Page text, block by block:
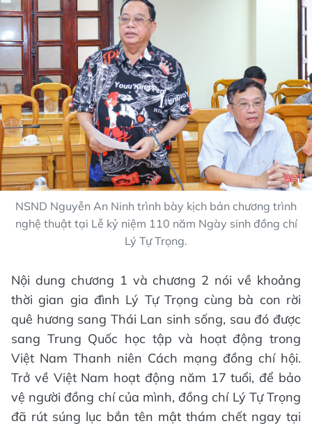
NSND Nguyễn An Ninh trình bày kịch bản chương trình
nghệ thuật tại Lễ kỷ niệm 110 năm Ngày sinh đồng chí
Lý Tự Trọng.
Nội dung chương 1 và chương 2 nói về khoảng
thời gian gia đình Lý Tự Trọng cùng bà con rời
quê hương sang Thái Lan sinh sống, sau đó được
sang Trung Quốc học tập và hoạt động trong
Việt Nam Thanh niên Cách mạng đồng chí hội.
Trở về Việt Nam hoạt động năm 17 tuổi, để bảo
vệ người đồng chí của mình, đồng chí Lý Tự Trọng
đã rút súng lục bắn tên mật thám chết ngay tại